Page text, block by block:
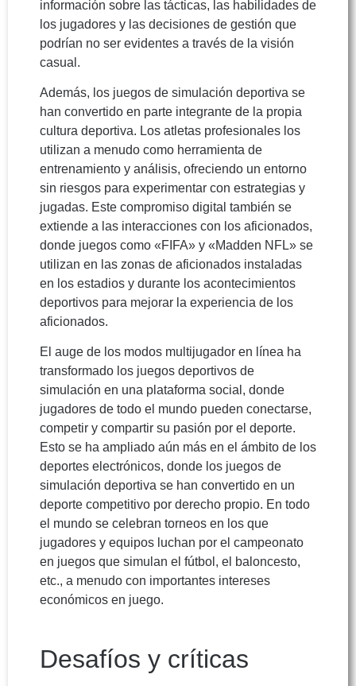
información sobre las tácticas, las habilidades de
los jugadores y las decisiones de gestión que
podrían no ser evidentes a través de la visión
casual.
Además, los juegos de simulación deportiva se
han convertido en parte integrante de la propia
cultura deportiva. Los atletas profesionales los
utilizan a menudo como herramienta de
entrenamiento y análisis, ofreciendo un entorno
sin riesgos para experimentar con estrategias y
jugadas. Este compromiso digital también se
extiende a las interacciones con los aficionados,
donde juegos como «FIFA» y «Madden NFL» se
utilizan en las zonas de aficionados instaladas
en los estadios y durante los acontecimientos
deportivos para mejorar la experiencia de los
aficionados.
El auge de los modos multijugador en línea ha
transformado los juegos deportivos de
simulación en una plataforma social, donde
jugadores de todo el mundo pueden conectarse,
competir y compartir su pasión por el deporte.
Esto se ha ampliado aún más en el ámbito de los
deportes electrónicos, donde los juegos de
simulación deportiva se han convertido en un
deporte competitivo por derecho propio. En todo
el mundo se celebran torneos en los que
jugadores y equipos luchan por el campeonato
en juegos que simulan el fútbol, el baloncesto,
etc., a menudo con importantes intereses
económicos en juego.
Desafíos y críticas